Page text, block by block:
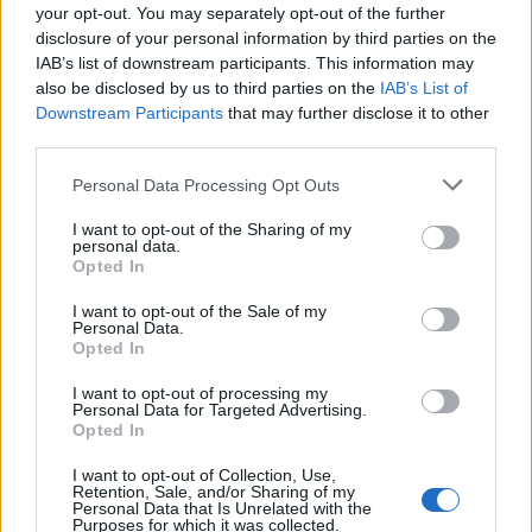
your opt-out. You may separately opt-out of the further
disclosure of your personal information by third parties on the
IAB’s list of downstream participants. This information may
also be disclosed by us to third parties on the IAB’s List of
Downstream Participants that may further disclose it to other
Personal Data Processing Opt Outs
I want to opt-out of the Sharing of my
personal data.
Opted In
I want to opt-out of the Sale of my
Personal Data.
Opted In
I want to opt-out of processing my
Personal Data for Targeted Advertising.
Opted In
I want to opt-out of Collection, Use,
Retention, Sale, and/or Sharing of my
Personal Data that Is Unrelated with the
Purposes for which it was collected.
Shtuarmë18.02.2024 20:08
Tags:
Lulzim Basha , PD , rama
Lëndë e dyshuar plasëse
në biznesin e Noizyt në
Pamje alarmante nga
Kruja, zjarri përfshin